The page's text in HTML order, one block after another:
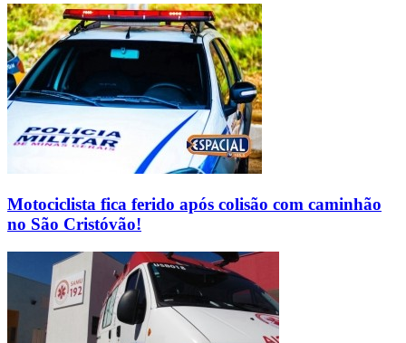
Motociclista fica ferido após colisão com caminhão
no São Cristóvão!